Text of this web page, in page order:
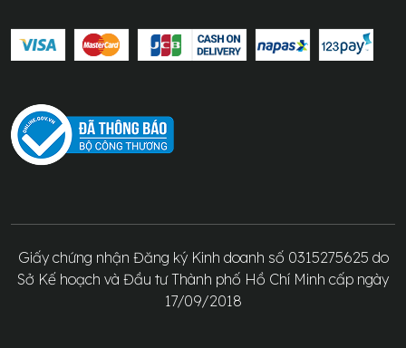
Giấy chứng nhận Đăng ký Kinh doanh số 0315275625 do
Sở Kế hoạch và Đầu tư Thành phố Hồ Chí Minh cấp ngày
17/09/2018